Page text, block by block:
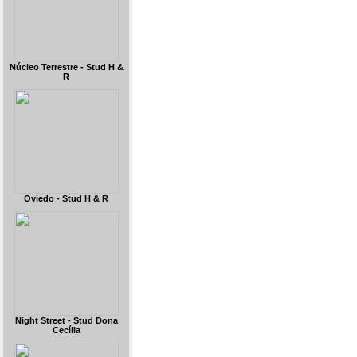
Núcleo Terrestre - Stud H &
R
Oviedo - Stud H & R
Night Street - Stud Dona
Cecília